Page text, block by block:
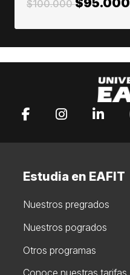
$100.000
Estudia en EAFIT
Nuestros pregrados
Nuestros pogrados
Otros programas